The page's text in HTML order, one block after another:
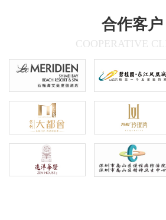
木纹质感，兼顾耐
合作客户
COOPERATIVE